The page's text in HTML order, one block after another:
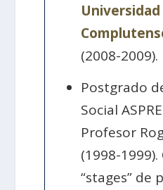
Universidad
(2008-2009).
Postgrado
Social
Profesor
(1998-
“stages” de